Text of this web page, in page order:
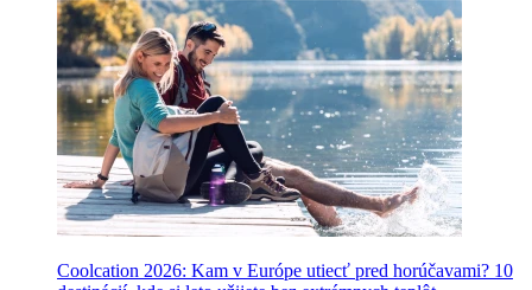
Coolcation 2026: Kam v Európe utiecť pred horúčavami? 10